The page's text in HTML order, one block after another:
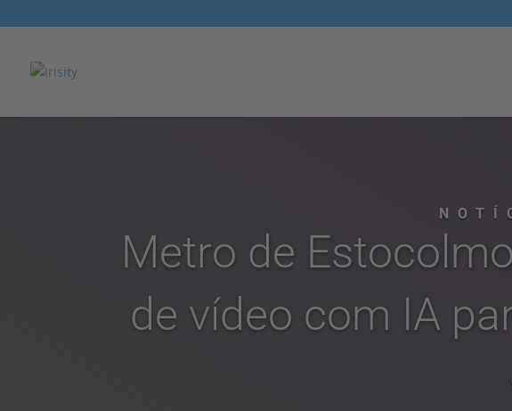
Metro de
de vídeo com IA